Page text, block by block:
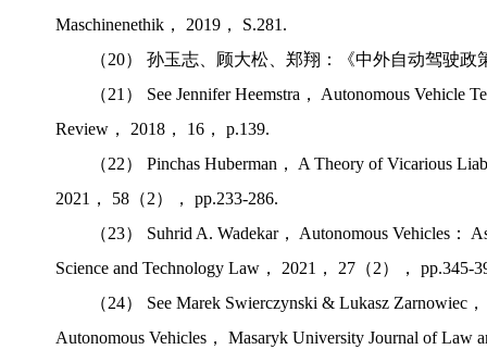
Maschinenethik， 2019， S.281.
（20） 孙玉志、顾大松、郑翔：《中外自动驾驶
（21） See Jennifer Heemstra， Autonomous Vehicle
Review， 2018， 16， p.139.
（22） Pinchas Huberman， A Theory of Vicarious
2021， 58（2）， pp.233-286.
（23） Suhrid A. Wadekar， Autonomous Vehicles：
Science and Technology Law， 2021， 27（2）， pp.345-
（24） See Marek Swierczynski & Lukasz Zarnowiec
Autonomous Vehicles， Masaryk University Journal of Law